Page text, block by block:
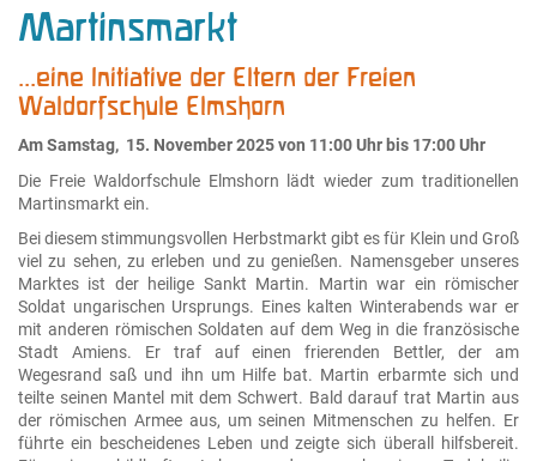
Martinsmarkt
...eine Initiative der Eltern der Freien
Waldorfschule Elmshorn
Am Samstag, 15. November 2025 von 11:00 Uhr bis 17:00 Uhr
Die Freie Waldorfschule Elmshorn lädt wieder zum traditionellen
Martinsmarkt ein.
Bei diesem stimmungsvollen Herbstmarkt gibt es für Klein und Groß
viel zu sehen, zu erleben und zu genießen. Namensgeber unseres
Marktes ist der heilige Sankt Martin. Martin war ein römischer
Soldat ungarischen Ursprungs. Eines kalten Winterabends war er
mit anderen römischen Soldaten auf dem Weg in die französische
Stadt Amiens. Er traf auf einen frierenden Bettler, der am
Wegesrand saß und ihn um Hilfe bat. Martin erbarmte sich und
teilte seinen Mantel mit dem Schwert. Bald darauf trat Martin aus
der römischen Armee aus, um seinen Mitmenschen zu helfen. Er
führte ein bescheidenes Leben und zeigte sich überall hilfsbereit.